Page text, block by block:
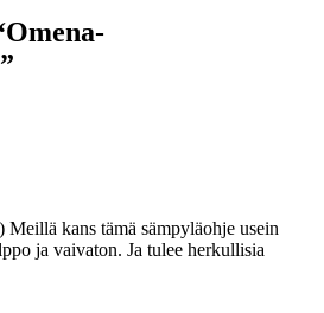
kans tämä sämpyläohje usein
ja vaivaton. Ja tulee herkullisia